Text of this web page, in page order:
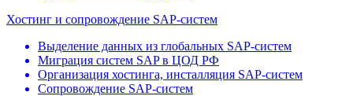
Хостинг и сопровождение SAP-систем
Выделение данных из глобальных SAP-систем
Миграция систем SAP в ЦОД РФ
Организация хостинга, инсталляция SAP-систем
Сопровождение SAP-систем